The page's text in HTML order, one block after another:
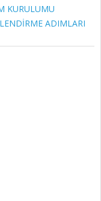
KURULUMU
ADIMLARI